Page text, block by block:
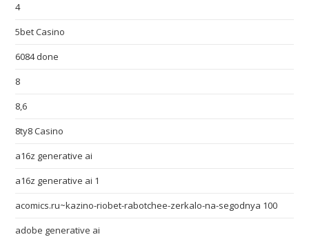
4
5bet Casino
6084 done
8
8,6
8ty8 Casino
a16z generative ai
a16z generative ai 1
acomics.ru~kazino-riobet-rabotchee-zerkalo-na-segodnya 100
adobe generative ai